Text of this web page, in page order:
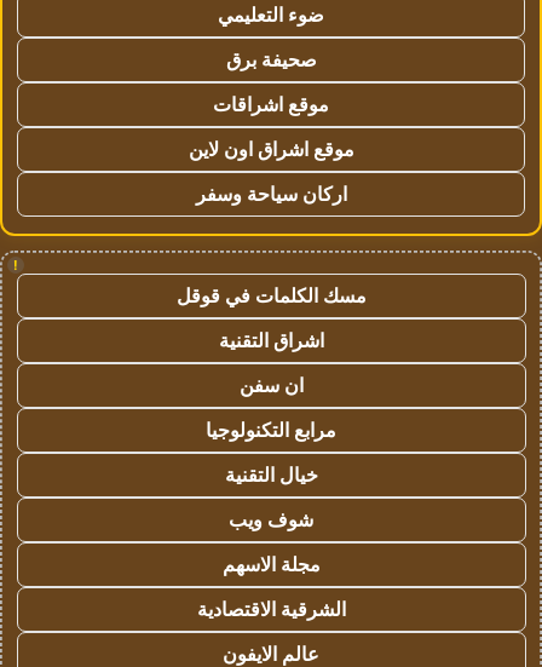
ضوء التعليمي
صحيفة برق
موقع اشراقات
موقع اشراق اون لاين
اركان سياحة وسفر
!
مسك الكلمات في قوقل
اشراق التقنية
ان سفن
مرابع التكنولوجيا
خيال التقنية
شوف ويب
مجلة الاسهم
الشرقية الاقتصادية
عالم الايفون